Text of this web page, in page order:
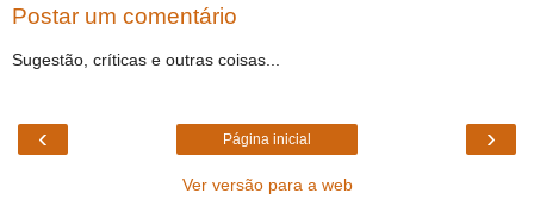
Postar um comentário
Sugestão, críticas e outras coisas...
‹ ›
Página inicial
Ver versão para a web